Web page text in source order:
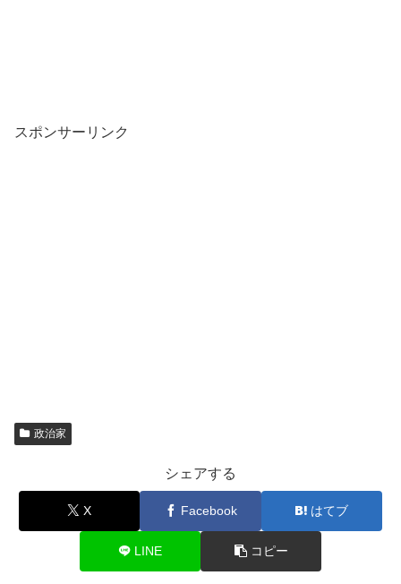
スポンサーリンク
政治家
シェアする
X Facebook はてブ
LINE コピー